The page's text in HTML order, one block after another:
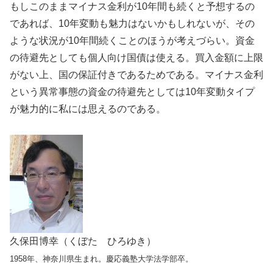
もしこのままマイナス金利が10年間も続くと予想するの
であれば、10年変動も魅力はないかもしれないが、その
ような状況が10年間続くことのほうが考えづらい。資金
の待避先としても個人向け国債は使える。買入金額に上限
がない上、国の保証付きであるためである。マイナス金利
という異常事態の資金の待避先としては10年変動タイプ
が魅力的に私には思えるのである。
久保田博幸（くぼた ひろゆき）
1958年、神奈川県生まれ。慶応義塾大学法学部卒。